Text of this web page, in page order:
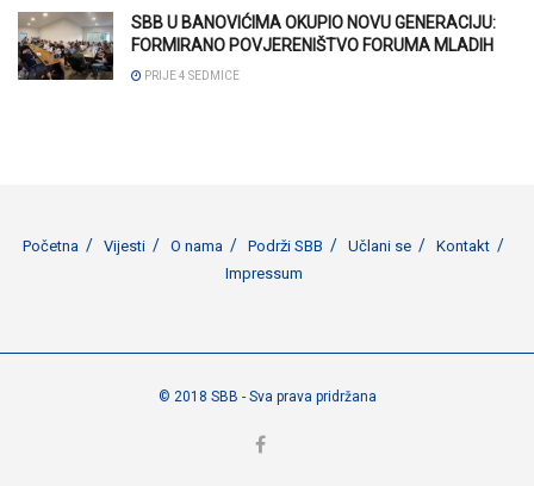
SBB U BANOVIĆIMA OKUPIO NOVU GENERACIJU:
FORMIRANO POVJERENIŠTVO FORUMA MLADIH
PRIJE 4 SEDMICE
Početna Vijesti O nama Podrži SBB Učlani se
Kontakt
Impressum
© 2018 SBB - Sva prava pridržana